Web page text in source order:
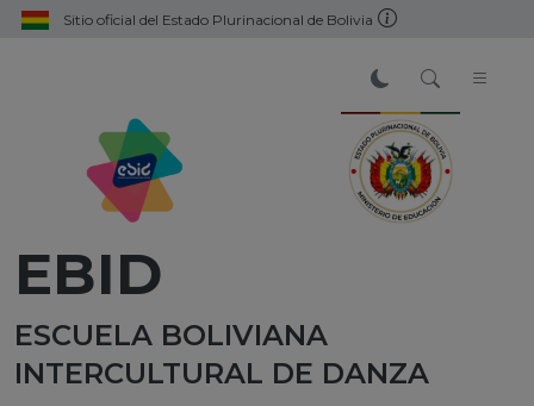
Sitio oficial del Estado Plurinacional de Bolivia
EBID
ESCUELA BOLIVIANA
INTERCULTURAL DE DANZA